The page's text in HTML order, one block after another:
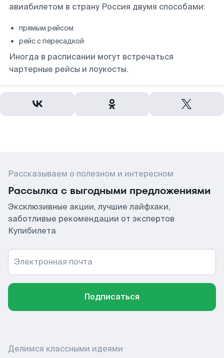
авиабилетом в страну Россия двумя способами:
прямым рейсом
рейс с пересадкой
Иногда в расписании могут встречаться
чартерные рейсы и лоукосты.
Рассказываем о полезном и интересном
Рассылка с выгодными предложениями
Эксклюзивные акции, лучшие лайфхаки,
заботливые рекомендации от экспертов
Купибилета
Электронная почта
Подписаться
Делимся классными идеями